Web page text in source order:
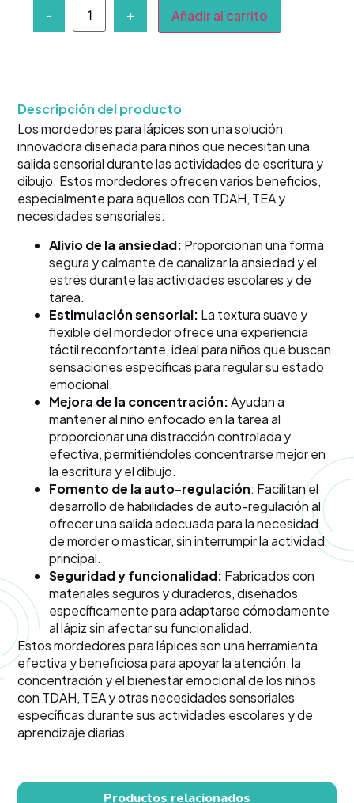
- + Añadir al carrito
Descripción del producto
Los mordedores para lápices son una solución
innovadora diseñada para niños que necesitan una
salida sensorial durante las actividades de escritura y
dibujo. Estos mordedores ofrecen varios beneficios,
especialmente para aquellos con TDAH, TEA y
necesidades sensoriales:
Alivio de la ansiedad: Proporcionan una forma
segura y calmante de canalizar la ansiedad y el
estrés durante las actividades escolares y de
tarea.
Estimulación sensorial: La textura suave y
flexible del mordedor ofrece una experiencia
táctil reconfortante, ideal para niños que buscan
sensaciones específicas para regular su estado
emocional.
Mejora de la concentración:Ayudan a
mantener al niño enfocado en la tarea al
proporcionar una distracción controlada y
efectiva, permitiéndoles concentrarse mejor en
la escritura y el dibujo.
Fomento de la auto-regulación: Facilitan el
desarrollo de habilidades de auto-regulación al
ofrecer una salida adecuada para la necesidad
de morder o masticar, sin interrumpir la actividad
principal.
Seguridad y funcionalidad: Fabricados con
materiales seguros y duraderos, diseñados
específicamente para adaptarse cómodamente
al lápiz sin afectar su funcionalidad.
Estos mordedores para lápices son una herramienta
efectiva y beneficiosa para apoyar la atención, la
concentración y el bienestar emocional de los niños
con TDAH, TEA y otras necesidades sensoriales
específicas durante sus actividades escolares y de
aprendizaje diarias.
Productos relacionados